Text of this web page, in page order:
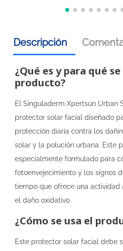
Descripción
¿Qué es y para qué
producto?
El Singuladerm Xpertsun Urban
protector solar facial diseñado
protección diaria contra los
solar y la polución urbana. Este
especialmente formulado para
fotoenvejecimiento y los signos
tiempo que ofrece una actividad
el daño oxidativo.
¿Cómo se usa el
Este protector solar facial debe